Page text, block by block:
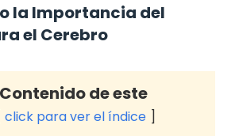
la Importancia del
el Cerebro
de este
click para ver el índice